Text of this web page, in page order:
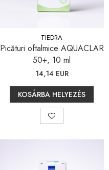
TIEDRA
Picături oftalmice AQUACLAR
50+, 10 ml
14,14 EUR
KOSÁRBA HELYEZÉS